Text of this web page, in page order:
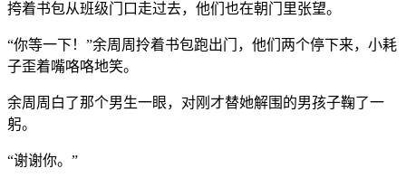
挎着书包从班级门口走过去，他们也在朝门里张望。
“你等一下！”余周周拎着书包跑出门，他们两个停下来，小耗
子歪着嘴咯咯地笑。
余周周白了那个男生一眼，对刚才替她解围的男孩子鞠了一
躬。
“谢谢你。”